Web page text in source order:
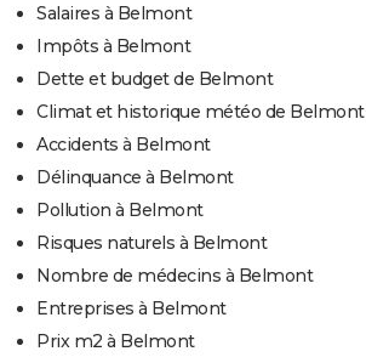
Salaires à Belmont
Impôts à Belmont
Dette et budget de Belmont
Climat et historique météo de Belmont
Accidents à Belmont
Délinquance à Belmont
Pollution à Belmont
Risques naturels à Belmont
Nombre de médecins à Belmont
Entreprises à Belmont
Prix m2 à Belmont